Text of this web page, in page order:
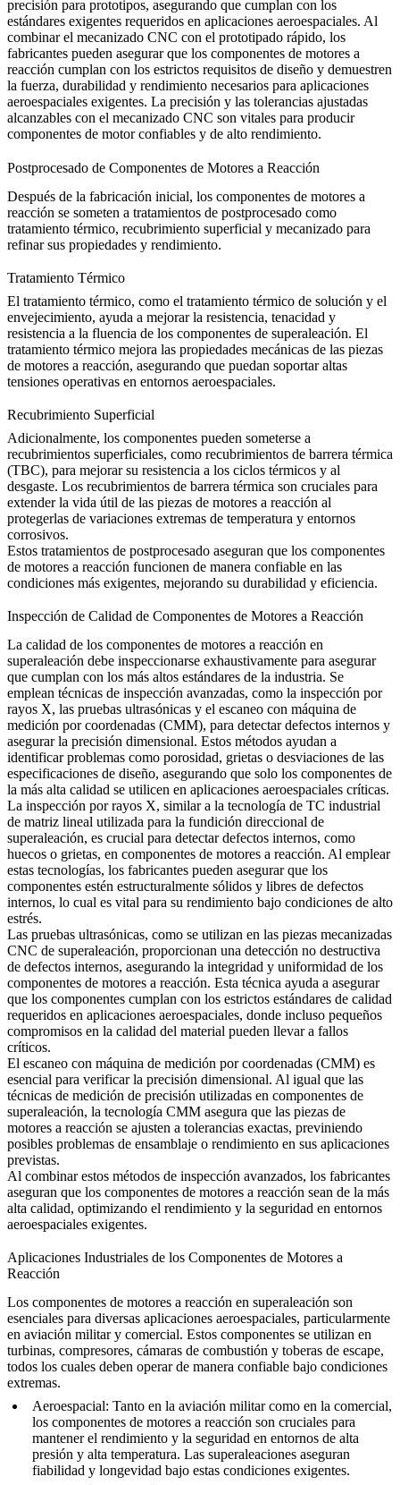
precisión para prototipos, asegurando que cumplan con los
estándares exigentes requeridos en aplicaciones aeroespaciales. Al
combinar el mecanizado CNC con el prototipado rápido, los
fabricantes pueden asegurar que los componentes de motores a
reacción cumplan con los estrictos requisitos de diseño y demuestren
la fuerza, durabilidad y rendimiento necesarios para aplicaciones
aeroespaciales exigentes. La precisión y las tolerancias ajustadas
alcanzables con el mecanizado CNC son vitales para producir
componentes de motor confiables y de alto rendimiento.
Postprocesado de Componentes de Motores a Reacción
Después de la fabricación inicial, los componentes de motores a
reacción se someten a tratamientos de postprocesado como
tratamiento térmico, recubrimiento superficial y mecanizado para
refinar sus propiedades y rendimiento.
Tratamiento Térmico
El tratamiento térmico, como el tratamiento térmico de solución y el
envejecimiento, ayuda a mejorar la resistencia, tenacidad y
resistencia a la fluencia de los componentes de superaleación. El
tratamiento térmico mejora las propiedades mecánicas de las piezas
de motores a reacción, asegurando que puedan soportar altas
tensiones operativas en entornos aeroespaciales.
Recubrimiento Superficial
Adicionalmente, los componentes pueden someterse a
recubrimientos superficiales, como recubrimientos de barrera térmica
(TBC), para mejorar su resistencia a los ciclos térmicos y al
desgaste. Los recubrimientos de barrera térmica son cruciales para
extender la vida útil de las piezas de motores a reacción al
protegerlas de variaciones extremas de temperatura y entornos
corrosivos.
Estos tratamientos de postprocesado aseguran que los componentes
de motores a reacción funcionen de manera confiable en las
condiciones más exigentes, mejorando su durabilidad y eficiencia.
Inspección de Calidad de Componentes de Motores a Reacción
La calidad de los componentes de motores a reacción en
superaleación debe inspeccionarse exhaustivamente para asegurar
que cumplan con los más altos estándares de la industria. Se
emplean técnicas de inspección avanzadas, como la inspección por
rayos X, las pruebas ultrasónicas y el escaneo con máquina de
medición por coordenadas (CMM), para detectar defectos internos y
asegurar la precisión dimensional. Estos métodos ayudan a
identificar problemas como porosidad, grietas o desviaciones de las
especificaciones de diseño, asegurando que solo los componentes de
la más alta calidad se utilicen en aplicaciones aeroespaciales críticas.
La inspección por rayos X, similar a la tecnología de TC industrial
de matriz lineal utilizada para la fundición direccional de
superaleación, es crucial para detectar defectos internos, como
huecos o grietas, en componentes de motores a reacción. Al emplear
estas tecnologías, los fabricantes pueden asegurar que los
componentes estén estructuralmente sólidos y libres de defectos
internos, lo cual es vital para su rendimiento bajo condiciones de alto
estrés.
Las pruebas ultrasónicas, como se utilizan en las piezas mecanizadas
CNC de superaleación, proporcionan una detección no destructiva
de defectos internos, asegurando la integridad y uniformidad de los
componentes de motores a reacción. Esta técnica ayuda a asegurar
que los componentes cumplan con los estrictos estándares de calidad
requeridos en aplicaciones aeroespaciales, donde incluso pequeños
compromisos en la calidad del material pueden llevar a fallos
críticos.
El escaneo con máquina de medición por coordenadas (CMM) es
esencial para verificar la precisión dimensional. Al igual que las
técnicas de medición de precisión utilizadas en componentes de
superaleación, la tecnología CMM asegura que las piezas de
motores a reacción se ajusten a tolerancias exactas, previniendo
posibles problemas de ensamblaje o rendimiento en sus aplicaciones
previstas.
Al combinar estos métodos de inspección avanzados, los fabricantes
aseguran que los componentes de motores a reacción sean de la más
alta calidad, optimizando el rendimiento y la seguridad en entornos
aeroespaciales exigentes.
Aplicaciones Industriales de los Componentes de Motores a
Reacción
Los componentes de motores a reacción en superaleación son
esenciales para diversas aplicaciones aeroespaciales, particularmente
en aviación militar y comercial. Estos componentes se utilizan en
turbinas, compresores, cámaras de combustión y toberas de escape,
todos los cuales deben operar de manera confiable bajo condiciones
extremas.
Aeroespacial: Tanto en la aviación militarcomo en la comercial,
los componentes de motores a reacción son cruciales para
mantener el rendimiento y la seguridad en entornos de alta
presión y alta temperatura. Las superaleaciones aseguran
fiabilidad y longevidad bajo estas condiciones exigentes.